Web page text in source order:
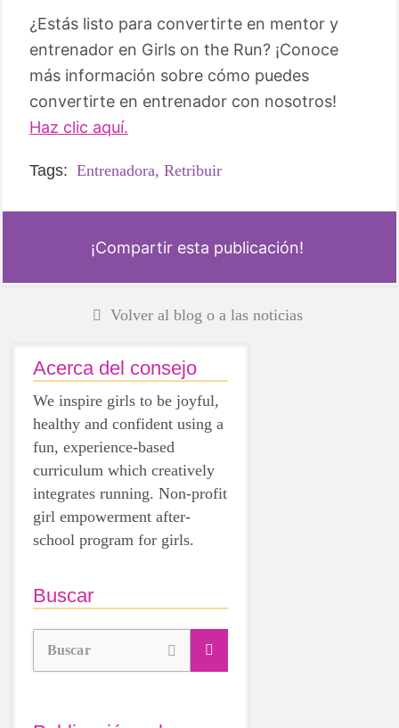
¿Estás listo para convertirte en mentor y
entrenador en Girls on the Run? ¡Conoce
más información sobre cómo puedes
convertirte en entrenador con nosotros!
Haz clic aquí.
Tags: Entrenadora, Retribuir
¡Compartir esta publicación!
Volver al blog o a las noticias
Acerca del consejo
We inspire girls to be joyful,
healthy and confident using a
fun, experience-based
curriculum which creatively
integrates running. Non-profit
girl empowerment after-
school program for girls.
Buscar
Buscar